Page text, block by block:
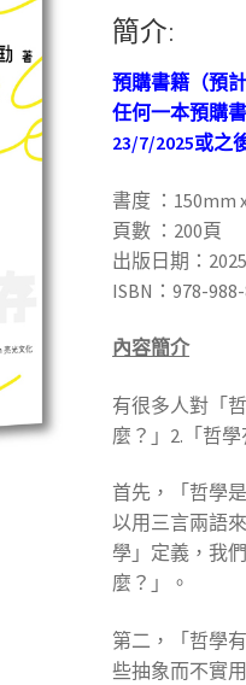
簡介:
預購書籍（預
任何一本預購
23/7/2025或之
書度 ：150mm
頁數 ：200頁
出版日期：
ISBN：978-
內容簡介
有很多人對「
麼？」2.「哲學
首先，「哲學
以用三言兩語
學」定義，我
麼？」。
第二，「哲學
些抽象而不實